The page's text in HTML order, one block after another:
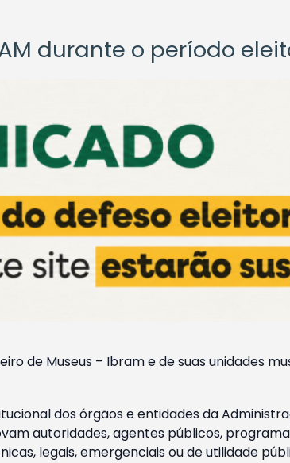
durante o período
de Museus – Ibram e de suas unidades
dos órgãos e entidades da
autoridades, agentes públicos,
legais, emergenciais ou de utilidade